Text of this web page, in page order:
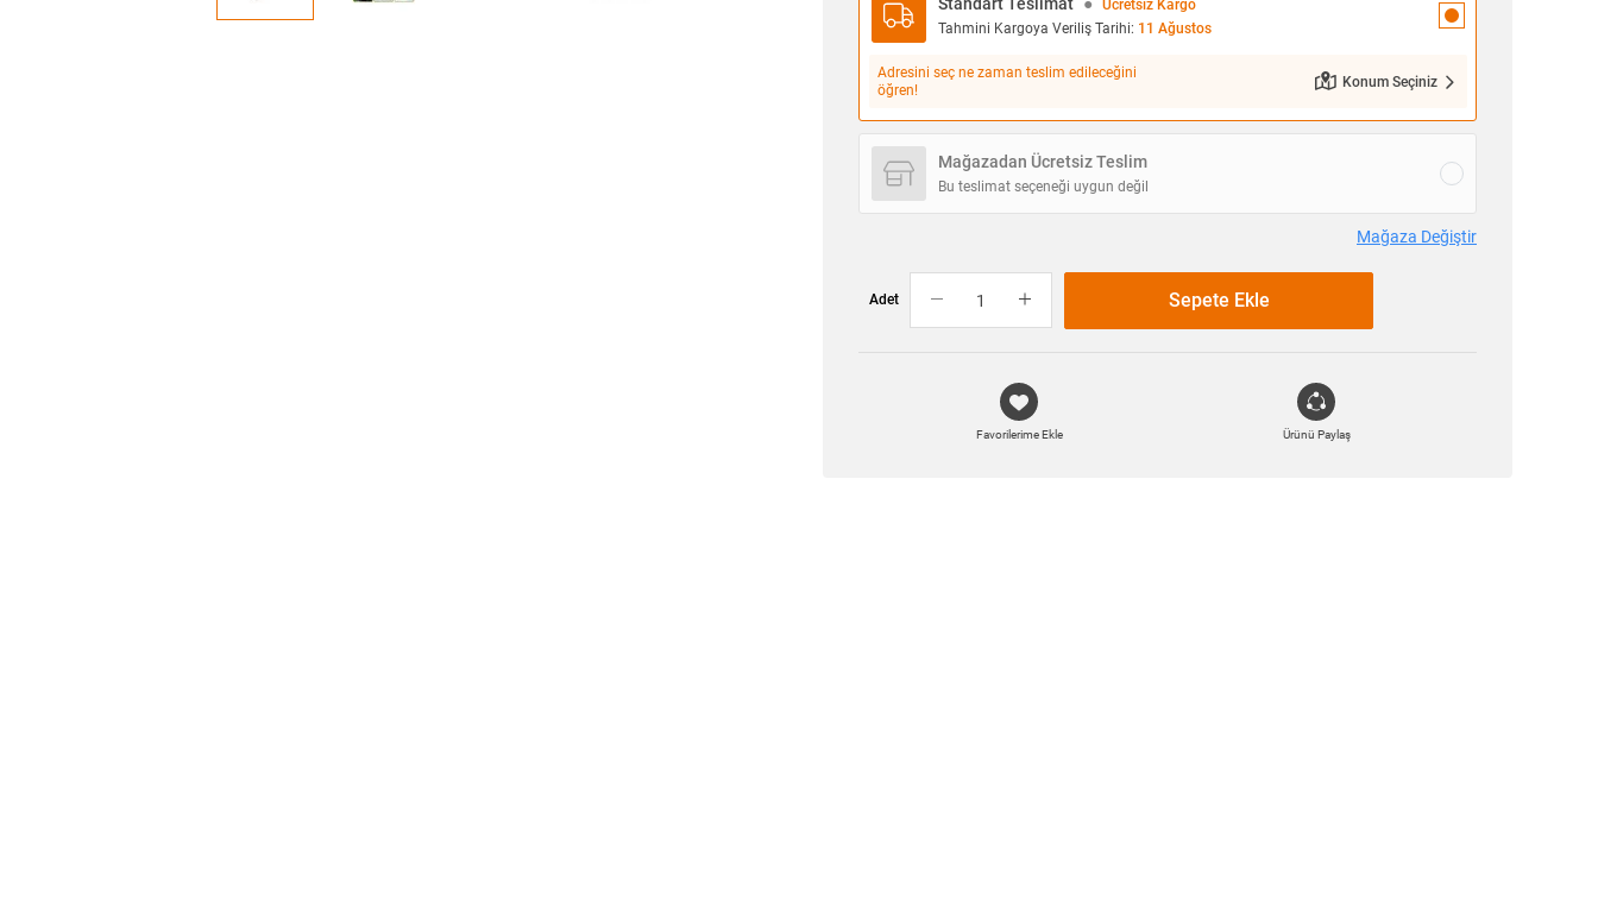
Standart Teslimat ●
Ücretsiz Kargo
Tahmini Kargoya Veriliş Tarihi: 11 Ağustos
Adresini seç ne zaman teslim edileceğini
öğren!
Konum Seçiniz
Mağazadan Ücretsiz Teslim
Bu teslimat seçeneği uygun değil
Mağaza Değiştir
Adet Sepete Ekle
Favorilerime Ekle Ürünü Paylaş